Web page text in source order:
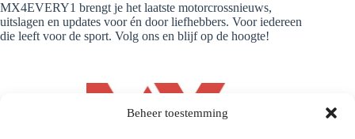
Beheer toestemming
MX4EVERY1 brengt je het laatste motorcrossnieuws,
uitslagen en updates voor én door liefhebbers. Voor iedereen
die leeft voor de sport. Volg ons en blijf op de hoogte!